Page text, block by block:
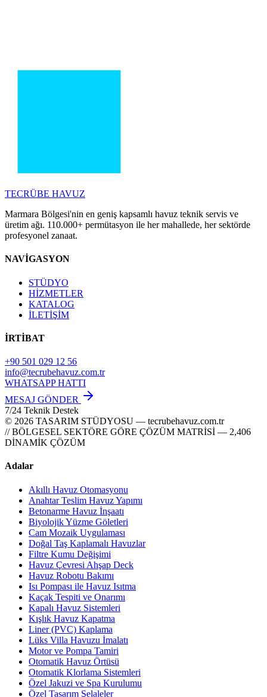
TECRÜBE HAVUZ
Marmara Bölgesi'nin en geniş kapsamlı havuz teknik servis ve
üretim ağı. 110.000+ permütasyon ile her mahallede, her sektörde
profesyonel zanaat.
NAVİGASYON
STÜDYO
HİZMETLER
KATALOG
İLETİŞİM
İRTİBAT
+90 501 029 12 56
info@tecrubehavuz.com.tr
WHATSAPP HATTI
MESAJ GÖNDER
7/24 Teknik Destek
© 2026 TASARIM STÜDYOSU — tecrubehavuz.com.tr
// BÖLGESEL SEKTÖRE GÖRE ÇÖZÜM MATRİSİ — 2,406
DİNAMİK ÇÖZÜM
Adalar
Akıllı Havuz Otomasyonu
Anahtar Teslim Havuz Yapımı
Betonarme Havuz İnşaatı
Biyolojik Yüzme Göletleri
Cam Mozaik Uygulaması
Doğal Taş Kaplamalı Havuzlar
Filtre Kumu Değişimi
Havuz Çevresi Ahşap Deck
Havuz Robotu Bakımı
Isı Pompası ile Havuz Isıtma
Kaçak Tespiti ve Onarımı
Kapalı Havuz Sistemleri
Kışlık Havuz Kapatma
Liner (PVC) Kaplama
Lüks Villa Havuzu İmalatı
Motor ve Pompa Tamiri
Otomatik Havuz Örtüsü
Otomatik Klorlama Sistemleri
Özel Jakuzi ve Spa Kurulumu
Özel Tasarım Şelaleler